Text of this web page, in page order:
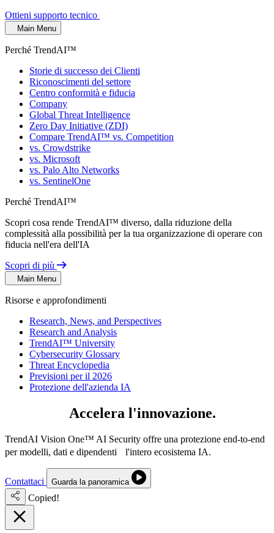
Ottieni supporto tecnico
Main Menu
Perché TrendAI™
Storie di successo dei Clienti
Riconoscimenti del settore
Centro conformità e fiducia
Company
Global Threat Intelligence
Zero Day Initiative (ZDI)
Compare TrendAI™ vs. Competition
vs. Crowdstrike
vs. Microsoft
vs. Palo Alto Networks
vs. SentinelOne
Perché TrendAI™
Scopri cosa rende TrendAI™ diverso, dalla riduzione della
complessità alla possibilità per la tua organizzazione di operare con
fiducia nell'era dell'IA
Scopri di più
Main Menu
Risorse e approfondimenti
Research, News, and Perspectives
Research and Analysis
TrendAI™ University
Cybersecurity Glossary
Threat Encyclopedia
Previsioni per il 2026
Protezione dell'azienda IA
Accelera l'innovazione.
TrendAI Vision One™ AI Security offre una protezione end-to-end
per modelli, dati e dipendenti l'intero ecosistema IA.
Contattaci Guarda la panoramica
Copied!